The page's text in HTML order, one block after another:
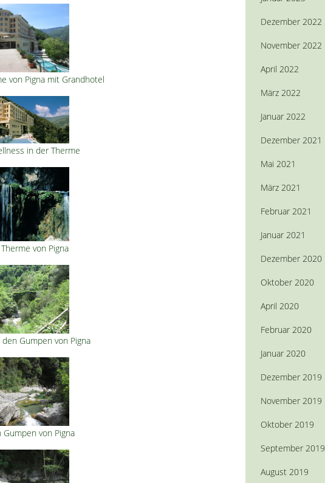
von Pigna mit Grandhotel
in der Therme
von Pigna
Gumpen von Pigna
Gumpen von Pigna
Dezember 2022
November 2022
April 2022
März 2022
Januar 2022
Dezember 2021
Mai 2021
März 2021
Februar 2021
Januar 2021
Dezember 2020
Oktober 2020
April 2020
Februar 2020
Januar 2020
Dezember 2019
November 2019
Oktober 2019
September 2019
August 2019